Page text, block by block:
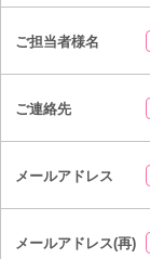
ご担当者様名
ご連絡先
メールアドレス
メールアドレス(再)